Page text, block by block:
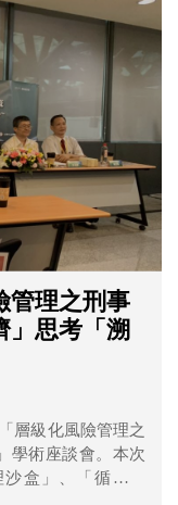
管理之刑事
」思考「溯
層級化風險管理之
學術座談會。本次
盒」、「循環經